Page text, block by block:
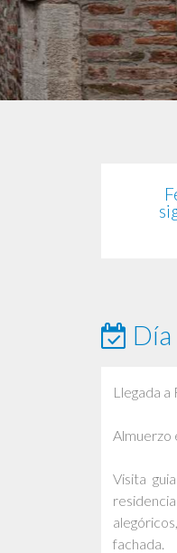
Día
Llegada
Almuerzo
Visita
fachada.